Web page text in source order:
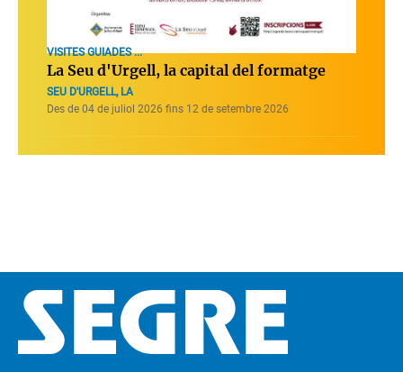
VISITES GUIADES ...
La Seu d'Urgell, la capital del formatge
SEU D'URGELL, LA
Des de 04 de juliol 2026 fins 12 de setembre 2026